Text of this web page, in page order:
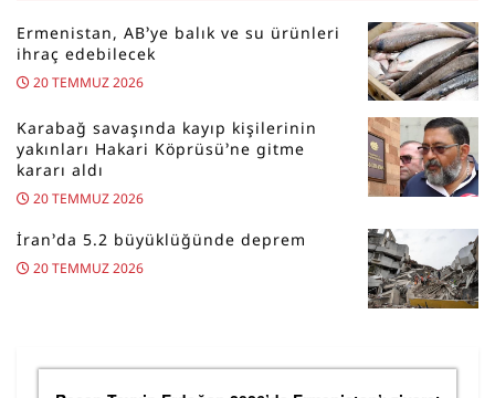
Ermenistan, AB’ye balık ve su ürünleri
ihraç edebilecek
20 TEMMUZ 2026
Karabağ savaşında kayıp kişilerinin
yakınları Hakari Köprüsü’ne gitme
kararı aldı
20 TEMMUZ 2026
İran’da 5.2 büyüklüğünde deprem
20 TEMMUZ 2026